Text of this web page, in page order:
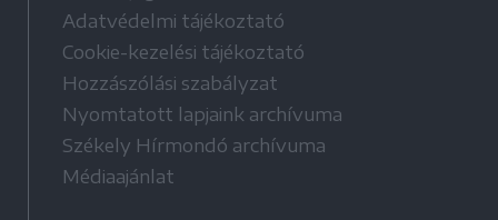
Adatvédelmi tájékoztató
Cookie-kezelési tájékoztató
Hozzászólási szabályzat
Nyomtatott lapjaink archívuma
Székely Hírmondó archívuma
Médiaajánlat